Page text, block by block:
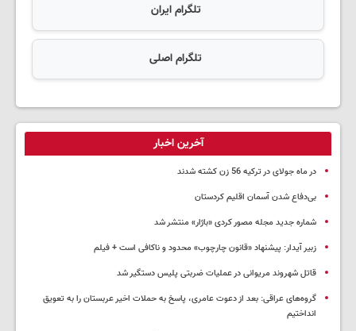
تلگرام ایران
تلگرام اصلی
آخرین اخبار
در ماه جولای در ترکیه 56 زن کشته شدند
بی‌دفاع شدن آسمان اقلیم کردستان
شماره جدید مجله مصور کردی «باژار» منتشر شد
زبیر آیدار: پیشنهاد «قانون چارچوب» محدود و ناکافی است + فیلم
قاتل شهروند مریوانی در عملیات ضربتی پلیس دستگیر شد
گروه‌های عراقی: بعد از دعوت عامری، پاسخ به حملات اخیر عربستان را به تعویق
انداختیم